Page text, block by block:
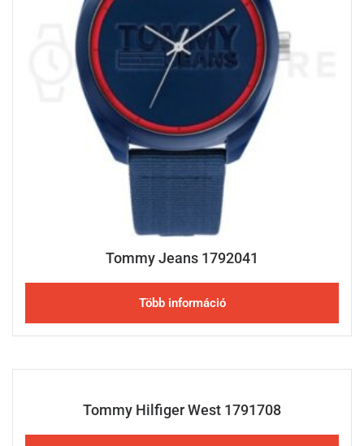
Tommy Jeans 1792041
Több információ
Tommy Hilfiger West 1791708